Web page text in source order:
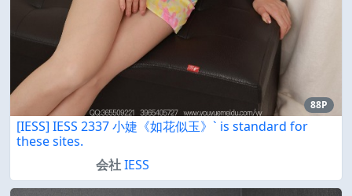
88P
[IESS] IESS 2337 小婕《如花似玉》` is standard for
these sites.
会社IESS